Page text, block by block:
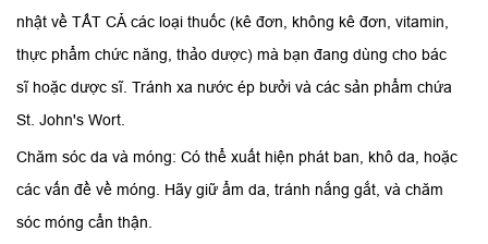
nhật về TẤT CẢ các loại thuốc (kê đơn, không kê đơn, vitamin,
thực phẩm chức năng, thảo dược) mà bạn đang dùng cho bác
sĩ hoặc dược sĩ. Tránh xa nước ép bưởi và các sản phẩm chứa
St. John's Wort.
Chăm sóc da và móng: Có thể xuất hiện phát ban, khô da, hoặc
các vấn đề về móng. Hãy giữ ẩm da, tránh nắng gắt, và chăm
sóc móng cẩn thận.